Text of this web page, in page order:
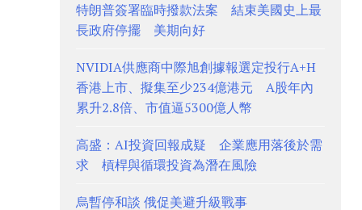
特朗普簽署臨時撥款法案 結束美國史上最
長政府停擺 美期向好
NVIDIA供應商中際旭創據報選定投行A+H
香港上市、擬集至少234億港元 A股年內
累升2.8倍、市值逼5300億人幣
高盛：AI投資回報成疑 企業應用落後於需
求 槓桿與循環投資為潛在風險
烏暫停和談 俄促美避升級戰事